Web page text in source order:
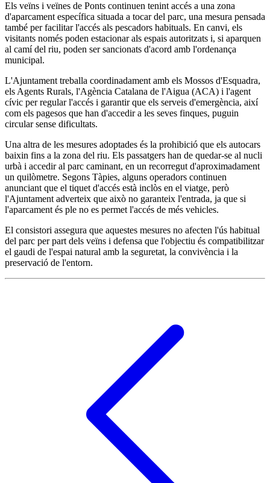
Els veïns i veïnes de Ponts continuen tenint accés a una zona
d'aparcament específica situada a tocar del parc, una mesura pensada
també per facilitar l'accés als pescadors habituals. En canvi, els
visitants només poden estacionar als espais autoritzats i, si aparquen
al camí del riu, poden ser sancionats d'acord amb l'ordenança
municipal.
L'Ajuntament treballa coordinadament amb els Mossos d'Esquadra,
els Agents Rurals, l'Agència Catalana de l'Aigua (ACA) i l'agent
cívic per regular l'accés i garantir que els serveis d'emergència, així
com els pagesos que han d'accedir a les seves finques, puguin
circular sense dificultats.
Una altra de les mesures adoptades és la prohibició que els autocars
baixin fins a la zona del riu. Els passatgers han de quedar-se al nucli
urbà i accedir al parc caminant, en un recorregut d'aproximadament
un quilòmetre. Segons Tàpies, alguns operadors continuen
anunciant que el tiquet d'accés està inclòs en el viatge, però
l'Ajuntament adverteix que això no garanteix l'entrada, ja que si
l'aparcament és ple no es permet l'accés de més vehicles.
El consistori assegura que aquestes mesures no afecten l'ús habitual
del parc per part dels veïns i defensa que l'objectiu és compatibilitzar
el gaudi de l'espai natural amb la seguretat, la convivència i la
preservació de l'entorn.